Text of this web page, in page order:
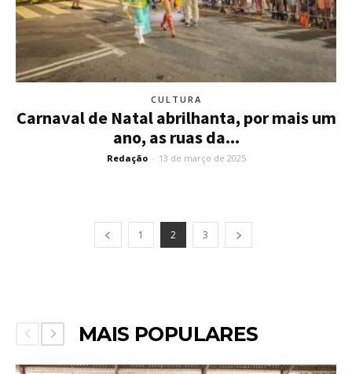
CULTURA
Carnaval de Natal abrilhanta, por mais um
ano, as ruas da...
Redação - 13 de março de 2025
1 2 3
MAIS POPULARES